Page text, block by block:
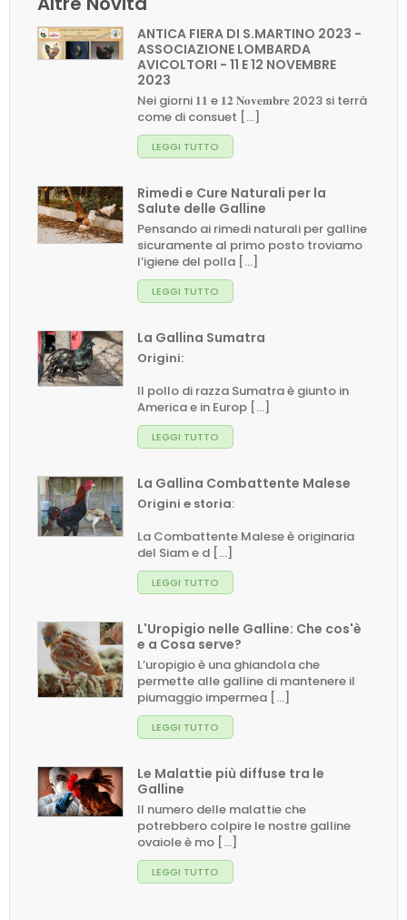
ANTICA FIERA DI S.MARTINO 2023 -
ASSOCIAZIONE LOMBARDA
AVICOLTORI - 11 E 12 NOVEMBRE
2023
Nei giorni 𝟏𝟏 e 𝟏𝟐 𝐍𝐨𝐯𝐞𝐦𝐛𝐫𝐞 2023 si terrà
come di consuet [...]
LEGGI TUTTO
Rimedi e Cure Naturali per la
Salute delle Galline
Pensando ai rimedi naturali per galline
sicuramente al primo posto troviamo
l’igiene del polla [...]
LEGGI TUTTO
La Gallina Sumatra
Origini:
Il pollo di razza Sumatra è giunto in
America e in Europ [...]
LEGGI TUTTO
La Gallina Combattente Malese
Origini e storia:
La Combattente Malese è originaria
del Siam e d [...]
LEGGI TUTTO
L'Uropigio nelle Galline: Che cos'è
e a Cosa serve?
L’uropigio è una ghiandola che
permette alle galline di mantenere il
piumaggio impermea [...]
LEGGI TUTTO
Le Malattie più diffuse tra le
Galline
Il numero delle malattie che
potrebbero colpire le nostre galline
ovaiole è mo [...]
LEGGI TUTTO